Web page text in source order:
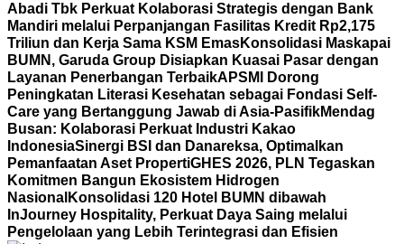
Abadi Tbk Perkuat Kolaborasi Strategis dengan Bank
Mandiri melalui Perpanjangan Fasilitas Kredit Rp2,175
Triliun dan Kerja Sama KSM EmasKonsolidasi Maskapai
BUMN, Garuda Group Disiapkan Kuasai Pasar dengan
Layanan Penerbangan TerbaikAPSMI Dorong
Peningkatan Literasi Kesehatan sebagai Fondasi Self-
Care yang Bertanggung Jawab di Asia-PasifikMendag
Busan: Kolaborasi Perkuat Industri Kakao
IndonesiaSinergi BSI dan Danareksa, Optimalkan
Pemanfaatan Aset PropertiGHES 2026, PLN Tegaskan
Komitmen Bangun Ekosistem Hidrogen
Nasional Konsolidasi 120 Hotel BUMN dibawah
InJourney Hospitality, Perkuat Daya Saing melalui
Pengelolaan yang Lebih Terintegrasi dan Efisien